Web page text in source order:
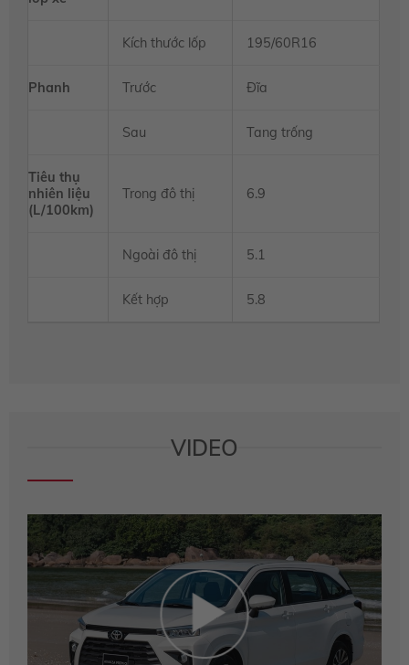
Kích thước lốp 195/60R16
Phanh Trước Đĩa
Sau Tang trống
Tiêu thụ
nhiên liệu
(L/100km)
Trong đô thị 6.9
Ngoài đô thị 5.1
Kết hợp 5.8
VIDEO